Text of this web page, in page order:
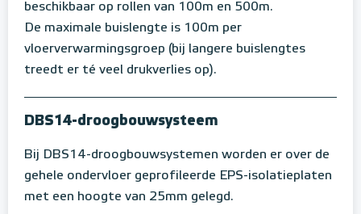
beschikbaar op rollen van 100m en 500m.
De maximale buislengte is 100m per
vloerverwarmingsgroep (bij langere buislengtes
treedt er té veel drukverlies op).
DBS14-droogbouwsysteem
Bij DBS14-droogbouwsystemen worden er over de
gehele ondervloer geprofileerde EPS-isolatieplaten
met een hoogte van 25mm gelegd.